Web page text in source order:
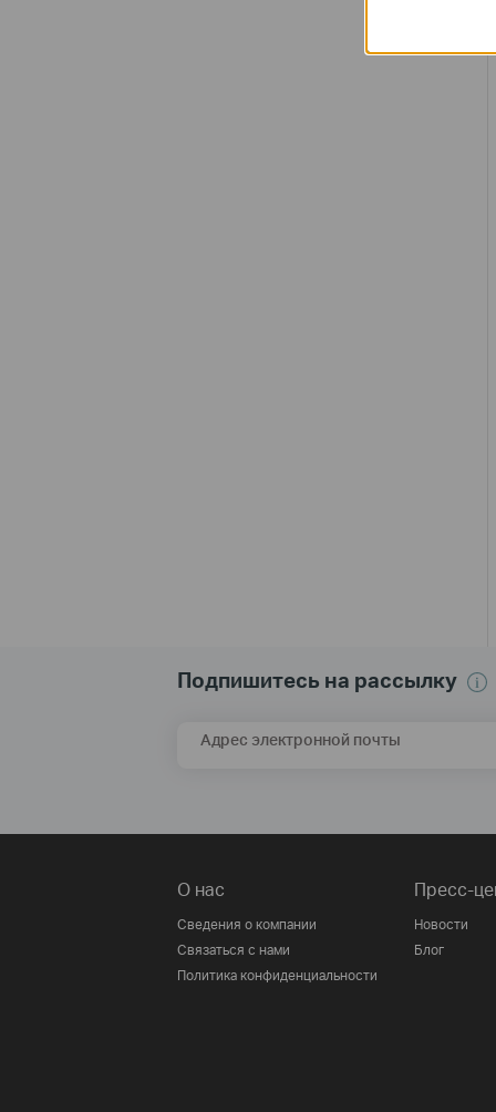
Подпишитесь на рассылку
Адрес электронной почты
О нас
Сведения о компании
Связаться с нами
Политика конфиденциальности
Пресс-
Новости
Блог